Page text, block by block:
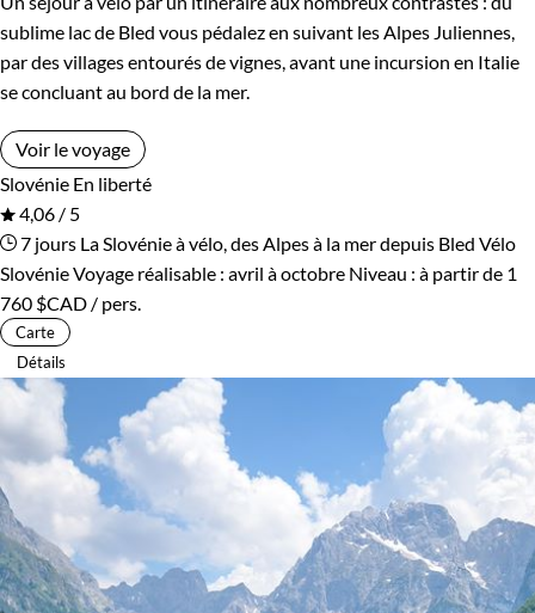
sublime lac de Bled vous pédalez en suivant les Alpes Juliennes,
par des villages entourés de vignes, avant une incursion en Italie
se concluant au bord de la mer.
Voir le voyage
Slovénie En liberté
4,06 / 5
7 jours La Slovénie à vélo, des Alpes à la mer depuis Bled Vélo
SlovénieVoyage réalisable : avril à octobre Niveau : à partir de 1
760 $CAD / pers.
Carte
Détails